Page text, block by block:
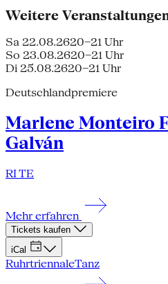
Weitere
Sa 22.08.2620–21 Uhr
So 23.08.2620–21 Uhr
Di 25.08.2620–21 Uhr
Deutschlandpremiere
Marlene Monteiro
Galván
RI TE
Mehr erfahren
Tickets kaufen
iCal
RuhrtriennaleTanz